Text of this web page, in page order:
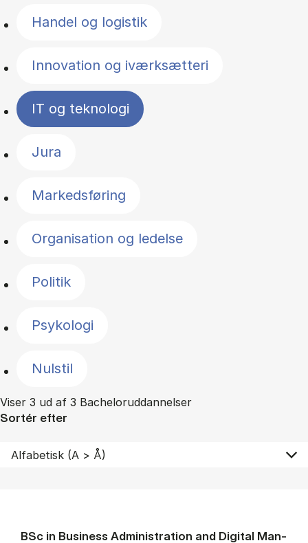
Handel og logistik
Innovation og iværksætteri
IT og teknologi
Jura
Markedsføring
Organisation og ledelse
Politik
Psykologi
Nulstil
Viser 3 ud af 3 Bacheloruddannelser
Sortér efter
BSc in Busi­ness Ad­min­is­tra­tion and Di­git­al Man­